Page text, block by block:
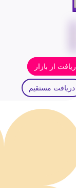
از بازار
دریافت مستقیم